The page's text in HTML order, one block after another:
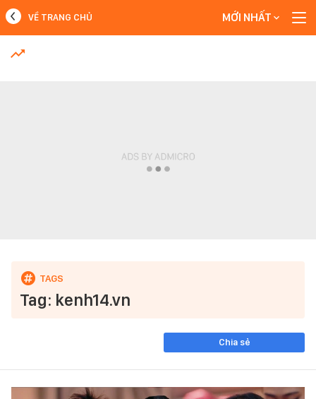
MỚI NHẤT
VỀ TRANG CHỦ MỚI NHẤT
Tag: kenh14.vn
Chia sẻ